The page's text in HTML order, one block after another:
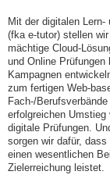
Mit der digitalen
(fka e-tutor) stellen
mächtige Cloud-
und Online Prüfungen
Kampagnen
zum fertigen Web-
Fach-/
erfolgreichen
digitale Prüfungen.
sorgen wir dafür,
einen wesentlichen
Zielerreichung leistet.